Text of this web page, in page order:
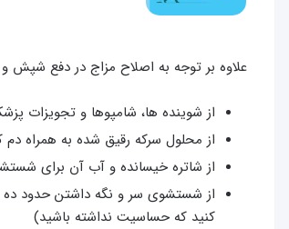
علاوه بر توجه به اصلاح مزاج در دفع شپش
از شوینده ها، شامپوها و تجویزات
از محلول سرکه رقیق شده به همراه دم
از شاتره خیسانده و آب آن برای
از شستشوی سر و نگه داشتن حدود ده
کنید که حساسیت نداشته باشید)